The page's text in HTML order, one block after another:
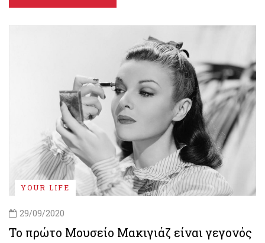
YOUR LIFE
29/09/2020
Το πρώτο Μουσείο Μακιγιάζ είναι γεγονός